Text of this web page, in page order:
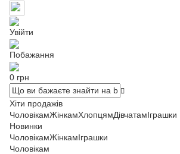
Увійти
Побажання
0 грн
Хіти продажів
ЧоловікамЖінкамХлопцямДівчатамІграшки
Новинки
ЧоловікамЖінкамІграшки
Чоловікам